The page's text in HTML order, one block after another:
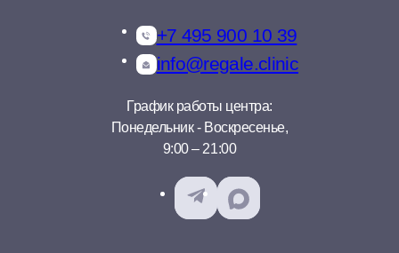
+7 495 900 10 39
info@regale.clinic
График работы центра:
Понедельник - Воскресенье,
9:00 – 21:00